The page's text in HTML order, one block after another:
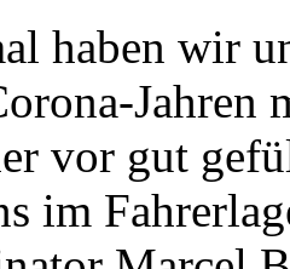
haben wir
vor gut
im